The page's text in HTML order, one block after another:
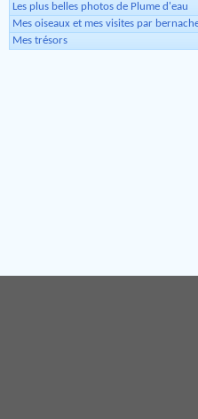
Les plus belles photos de Plume d'eau
Mes oiseaux et mes visites par
Mes trésors